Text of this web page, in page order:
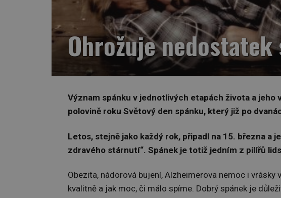
Ohrožuje
Význam spánku v jednotlivých etapách života a jeho
polovině roku Světový den spánku, který již po
Letos, stejně jako každý rok, připadl na 15. března a
zdravého stárnutí“. Spánek je totiž jedním z pilířů
Obezita, nádorová bujení, Alzheimerova nemoc i
kvalitně a jak moc, či málo spíme. Dobrý spánek je